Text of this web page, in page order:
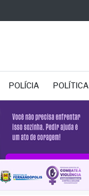
POLÍCIA POLÍTICA